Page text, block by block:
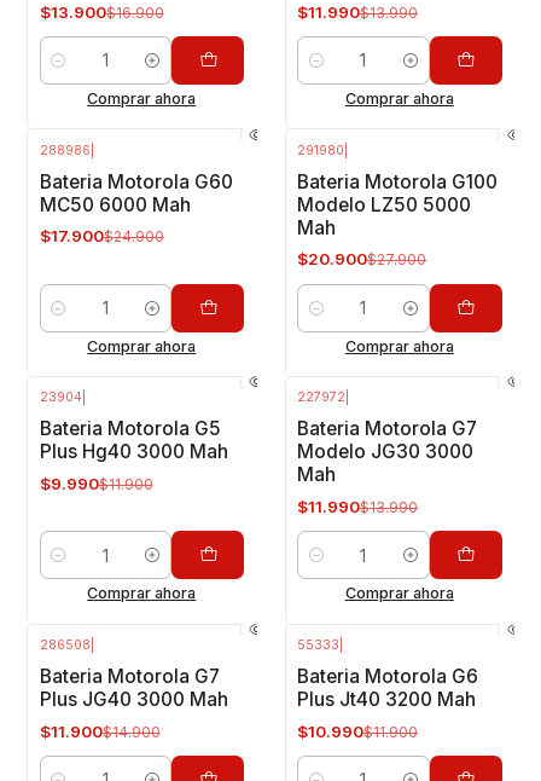
$13.900$16.900
Cantidad
Comprar ahora
$11.990$13.990
Cantidad
Comprar ahora
288986
Bateria Motorola G60
MC50 6000 Mah
$17.900$24.900
Cantidad
Comprar ahora
291980
Bateria Motorola G100
Modelo LZ50 5000
Mah
$20.900$27.900
Cantidad
Comprar ahora
23904
Bateria Motorola G5
Plus Hg40 3000 Mah
$9.990$11.900
Cantidad
Comprar ahora
227972
Bateria Motorola G7
Modelo JG30 3000
Mah
$11.990$13.990
Cantidad
Comprar ahora
286508
Bateria Motorola G7
Plus JG40 3000 Mah
$11.900$14.900
55333
Bateria Motorola G6
Plus Jt40 3200 Mah
$10.990$11.900